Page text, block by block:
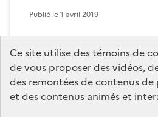
Ce site utilise des témoins de
de vous proposer des vidéos,
des remontées de contenus de
et des contenus animés et
Publié le1 avril 2019